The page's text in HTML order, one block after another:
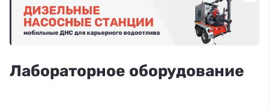
Лабораторное оборудование